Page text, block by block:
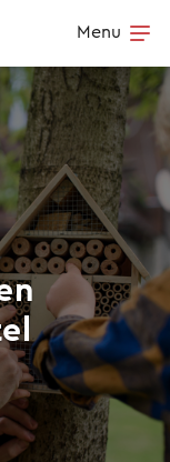
Menu